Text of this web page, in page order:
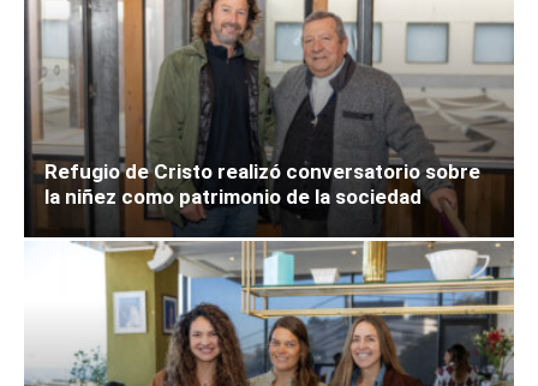
Refugio de Cristo realizó conversatorio sobre
la niñez como patrimonio de la sociedad